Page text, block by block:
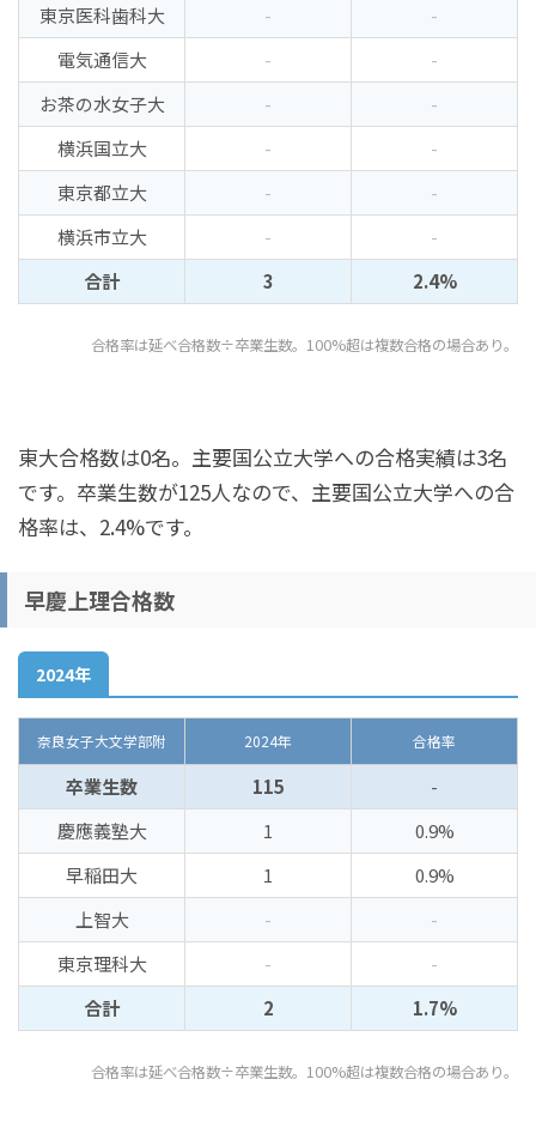
東京医科歯科大
-
-
電気通信大
-
-
お茶の水女子大
-
-
横浜国立大
-
-
東京都立大
-
-
横浜市立大
-
-
合計
3 2.4%
合格率は延べ合格数÷卒業生数。100%超は複数合格の場合あり。
東大合格数は0名。主要国公立大学への合格実績は3名
です。卒業生数が125人なので、主要国公立大学への合
格率は、2.4%です。
早慶上理合格数
2024年
奈良女子大文学部附 2024年 合格率
卒業生数 115
-
慶應義塾大
1
0.9%
早稲田大
1
0.9%
上智大
-
-
東京理科大
-
-
合計
2 1.7%
合格率は延べ合格数÷卒業生数。100%超は複数合格の場合あり。